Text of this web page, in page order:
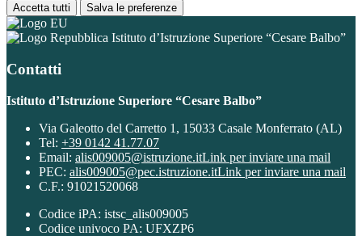
Accetta tutti Salva le preferenze
Istituto d’Istruzione Superiore “Cesare Balbo”
Contatti
Istituto d’Istruzione Superiore “Cesare Balbo”
Via Galeotto del Carretto 1, 15033 Casale Monferrato (AL)
Tel: +39 0142 41.77.07
Email: alis009005@istruzione.itLink per inviare una mail
PEC: alis009005@pec.istruzione.itLink per inviare una mail
C.F.: 91021520068
Codice iPA: istsc_alis009005
Codice univoco PA: UFXZP6